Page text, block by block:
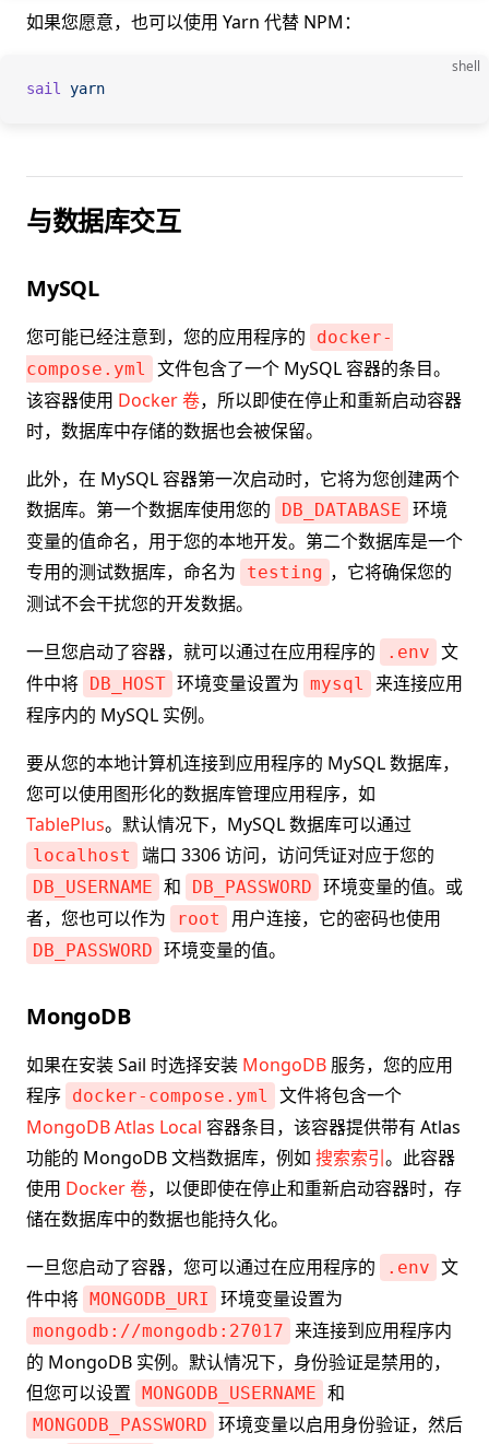
如果您愿意，也可以使用 Yarn 代替 NPM：
shell
sail yarn
与数据库交互
MySQL
您可能已经注意到，您的应用程序的
docker-
compose.yml
文件包含了一个 MySQL 容器的条目。
该容器使用 Docker 卷，所以即使在停止和重新启动容器
时，数据库中存储的数据也会被保留。
此外，在 MySQL 容器第一次启动时，它将为您创建两个
数据库。第一个数据库使用您的
DB_DATABASE 环境
变量的值命名，用于您的本地开发。第二个数据库是一个
专用的测试数据库，命名为
testing ，它将确保您的
测试不会干扰您的开发数据。
一旦您启动了容器，就可以通过在应用程序的
.env 文
件中将 DB_HOST 环境变量设置为 mysql
来连接应用
程序内的 MySQL 实例。
要从您的本地计算机连接到应用程序的 MySQL 数据库，
您可以使用图形化的数据库管理应用程序，如
TablePlus。默认情况下，MySQL 数据库可以通过
localhost 端口 3306 访问，访问凭证对应于您的
DB_USERNAME 和 DB_PASSWORD 环境变量的值。或
者，您也可以作为
root 用户连接，它的密码也使用
DB_PASSWORD 环境变量的值。
MongoDB
如果在安装 Sail 时选择安装 MongoDB 服务，您的应用
程序 docker-compose.yml
文件将包含一个
MongoDB Atlas Local 容器条目，该容器提供带有 Atlas
功能的 MongoDB 文档数据库，例如 搜索索引。此容器
使用 Docker 卷，以便即使在停止和重新启动容器时，存
储在数据库中的数据也能持久化。
一旦您启动了容器，您可以通过在应用程序的
.env 文
件中将 MONGODB_URI 环境变量设置为
mongodb://mongodb:27017
来连接到应用程序内
的 MongoDB 实例。默认情况下，身份验证是禁用的，
但您可以设置 MONGODB_USERNAME 和
MONGODB_PASSWORD 环境变量以启用身份验证，然后